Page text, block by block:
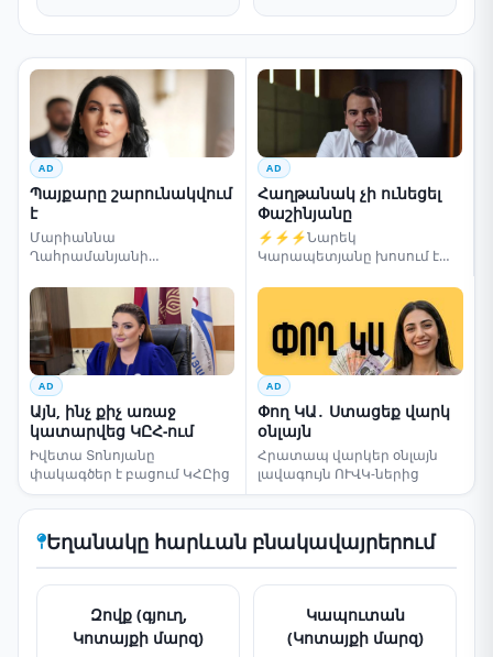
AD
Պայքարը շարունակվում
է
Մարիաննա
Ղահրամանյանի
AD
Հաղթանակ չի ունեցել
Փաշինյանը
⚡⚡⚡Նարեկ
Կարապետյանը խոսում է
AD
Այն, ինչ քիչ առաջ
կատարվեց ԿԸՀ-ում
Իվետա Տոնոյանը
փակագծեր է բացում ԿՀԸից
AD
Փող ԿԱ․ Ստացեք վարկ
օնլայն
Հրատապ վարկեր օնլայն
լավագույն ՈՒՎԿ-ներից
Եղանակը հարևան բնակավայրերում
Զովք (գյուղ,
Կոտայքի մարզ)
Կապուտան
(Կոտայքի մարզ)